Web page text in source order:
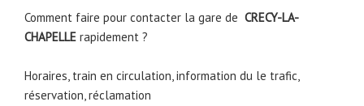
Comment faire pour contacter la gare de CRECY-LA-
CHAPELLE rapidement ?
Horaires, train en circulation, information du le trafic,
réservation, réclamation